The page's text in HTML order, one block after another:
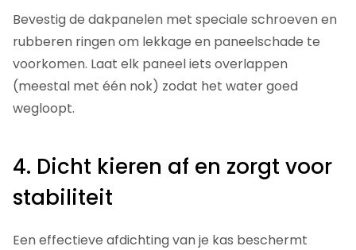
Bevestig de dakpanelen met speciale schroeven en
rubberen ringen om lekkage en paneelschade te
voorkomen. Laat elk paneel iets overlappen
(meestal met één nok) zodat het water goed
wegloopt.
4. Dicht kieren af ​​en zorgt voor
stabiliteit
Een effectieve afdichting van je kas beschermt